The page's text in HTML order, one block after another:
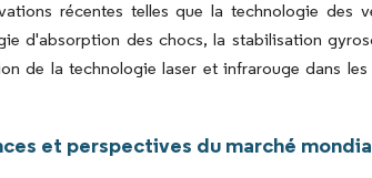
récentes telles que la technologie des
d'absorption des chocs, la stabilisation
de la technologie laser et infrarouge dans
et perspectives du marché